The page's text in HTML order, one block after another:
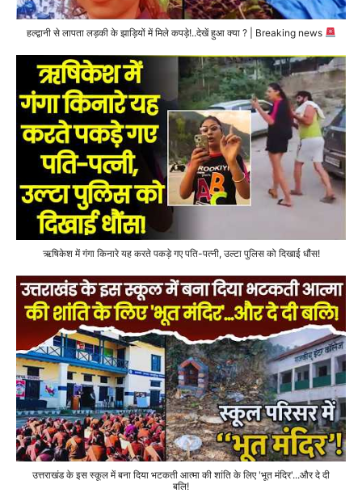
हल्द्वानी से लापता लड़की के झाड़ियों में मिले कपड़े!..देखें हुआ क्या ? | Breaking news
ऋषिकेश में गंगा किनारे यह करते पकड़े गए पति-पत्नी, उल्टा पुलिस को दिखाई धौंस!
उत्तराखंड के इस स्कूल में बना दिया भटकती आत्मा की शांति के लिए 'भूत मंदिर'...और दे दी
बलि!